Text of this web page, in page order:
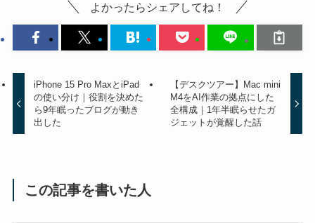
よかったらシェアしてね！
iPhone 15 Pro MaxとiPad
の使い分け｜役割を決めた
ら9年眠ったブログが動き
出した
【デスクツアー】Mac mini
M4をAI作業の拠点にした
全構成｜1年半眠らせたガ
ジェットが覚醒した話
この記事を書いた人